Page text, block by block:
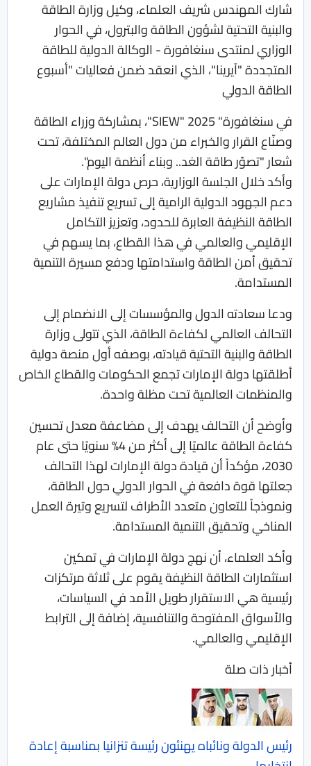
شارك المهندس شريف العلماء، وكيل وزارة الطاقة
والبنية التحتية لشؤون الطاقة والبترول، في الحوار
الوزاري لمنتدى سنغافورة - الوكالة الدولية للطاقة
المتجددة "آيرينا"، الذي انعقد ضمن فعاليات "أسبوع
الطاقة الدولي
في سنغافورة" SIEW" 2025"، بمشاركة وزراء الطاقة
وصنّاع القرار والخبراء من دول العالم المختلفة، تحت
شعار "تصوّر طاقة الغد.. وبناء أنظمة اليوم".
وأكد خلال الجلسة الوزارية، حرص دولة الإمارات على
دعم الجهود الدولية الرامية إلى تسريع تنفيذ مشاريع
الطاقة النظيفة العابرة للحدود، وتعزيز التكامل
الإقليمي والعالمي في هذا القطاع، بما يسهم في
تحقيق أمن الطاقة واستدامتها ودفع مسيرة التنمية
المستدامة.
ودعا سعادته الدول والمؤسسات إلى الانضمام إلى
التحالف العالمي لكفاءة الطاقة، الذي تتولى وزارة
الطاقة والبنية التحتية قيادته، بوصفه أول منصة دولية
أطلقتها دولة الإمارات تجمع الحكومات والقطاع الخاص
والمنظمات العالمية تحت مظلة واحدة.
وأوضح أن التحالف يهدف إلى مضاعفة معدل تحسين
كفاءة الطاقة عالميًا إلى أكثر من 4% سنويًا حتى عام
2030، مؤكداً أن قيادة دولة الإمارات لهذا التحالف
جعلتها قوة دافعة في الحوار الدولي حول الطاقة،
ونموذجاً للتعاون متعدد الأطراف لتسريع وتيرة العمل
المناخي وتحقيق التنمية المستدامة.
وأكد العلماء، أن نهج دولة الإمارات في تمكين
استثمارات الطاقة النظيفة يقوم على ثلاثة مرتكزات
رئيسية هي الاستقرار طويل الأمد في السياسات،
والأسواق المفتوحة والتنافسية، إضافة إلى الترابط
الإقليمي والعالمي.
أخبار ذات صلة
رئيس الدولة ونائباه يهنئون رئيسة تنزانيا بمناسبة إعادة